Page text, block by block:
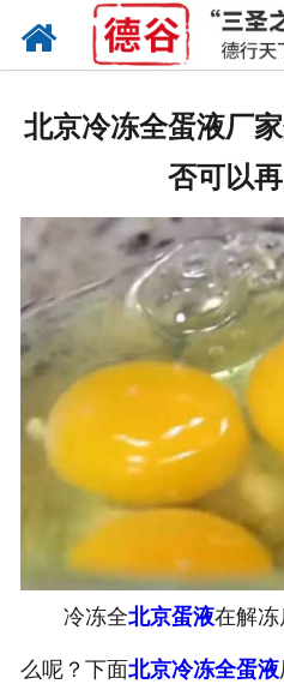
北京冷冻全蛋液厂
否可以
冷冻全北京蛋液在解
么呢？下面北京冷冻全蛋液